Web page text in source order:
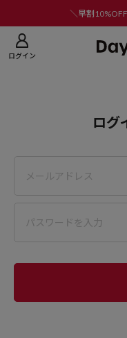
＼早割
ログイン
ログ